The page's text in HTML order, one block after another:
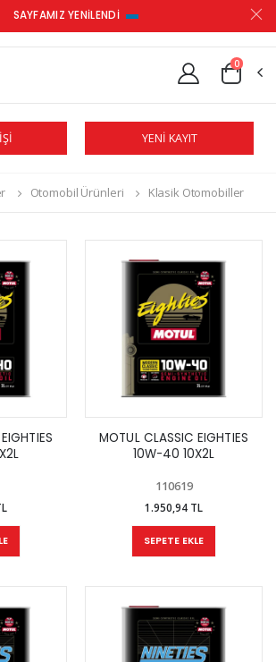
SAYFAMIZ YENİLENDİ
0
YENİ KAYIT
Otomobil Ürünleri Klasik Otomobiller
MOTUL CLASSIC EIGHTIES
10W-40 10X2L
110619
1.950,94 TL
SEPETE EKLE